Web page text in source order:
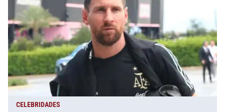
CELEBRIDADES